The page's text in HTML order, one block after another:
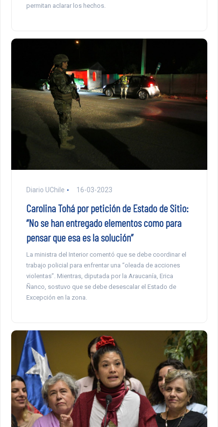
permitan aclarar los hechos.
Diario UChile 16-03-2023
Carolina Tohá por petición de Estado de Sitio:
“No se han entregado elementos como para
pensar que esa es la solución”
La ministra del Interior comentó que se debe coordinar el
trabajo policial para enfrentar una “oleada de acciones
violentas”. Mientras, diputada por la Araucanía, Erica
Ñanco, sostuvo que se debe desescalar el Estado de
Excepción en la zona.